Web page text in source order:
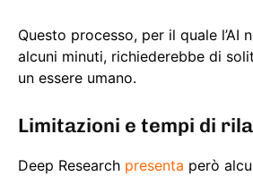
Questo processo, per il quale l’AI
alcuni minuti, richiederebbe di
un essere umano.
Limitazioni e tempi di
Deep Research presenta però